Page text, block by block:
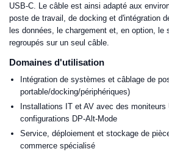
USB-C. Le câble est ainsi adapté aux
poste de travail, de docking et d'intégration
les données, le chargement et, en option, le
regroupés sur un seul câble.
Domaines d'utilisation
Intégration de systèmes et câblage de
portable/docking/périphériques)
Installations IT et AV avec des moniteurs
configurations DP-Alt-Mode
Service, déploiement et stockage de
commerce spécialisé